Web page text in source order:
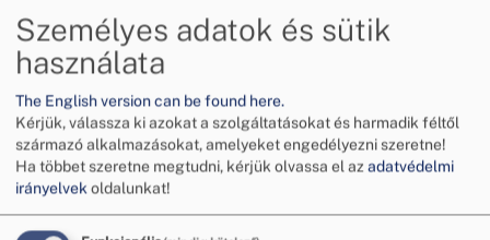
Tájékoztató a békéltető eljárásról
Személyes adatok és sütik
használata
The English version can be found here.
Kérjük, válassza ki azokat a szolgáltatásokat és harmadik féltől
származó alkalmazásokat, amelyeket engedélyezni szeretne!
Ha többet szeretne megtudni, kérjük olvassa el az adatvédelmi
irányelvekoldalunkat!